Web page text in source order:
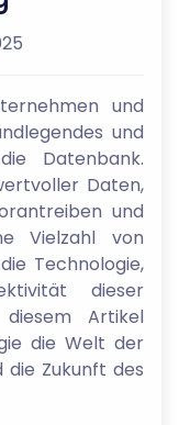
und
und
Datenbank.
Daten,
und
Vielzahl von
Technologie,
dieser
Artikel
die Welt der
Zukunft des